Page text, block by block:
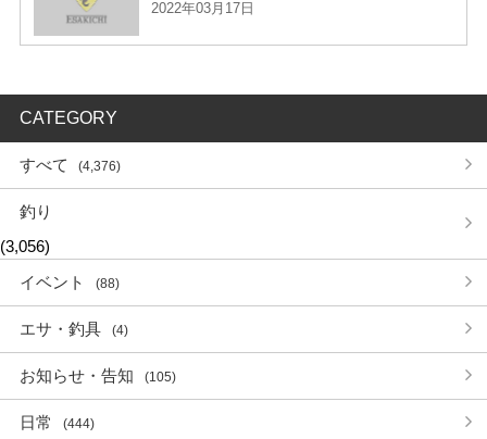
2022年03月17日
CATEGORY
すべて (4,376)
釣り
(3,056)
イベント
(88)
エサ・釣具 (4)
お知らせ・告知 (105)
日常 (444)